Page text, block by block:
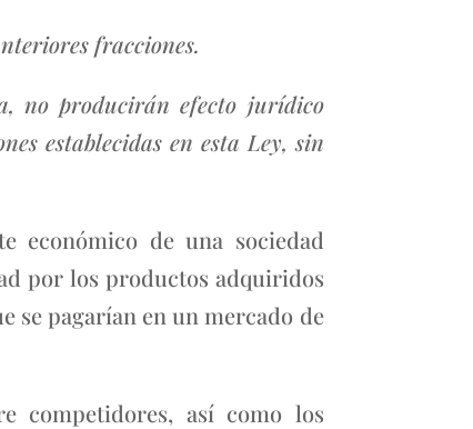
fracciones.
no producirán efecto jurídico
establecidas en esta Ley, sin
económico de una sociedad
por los productos adquiridos
se pagarían en un mercado de
competidores, así como los